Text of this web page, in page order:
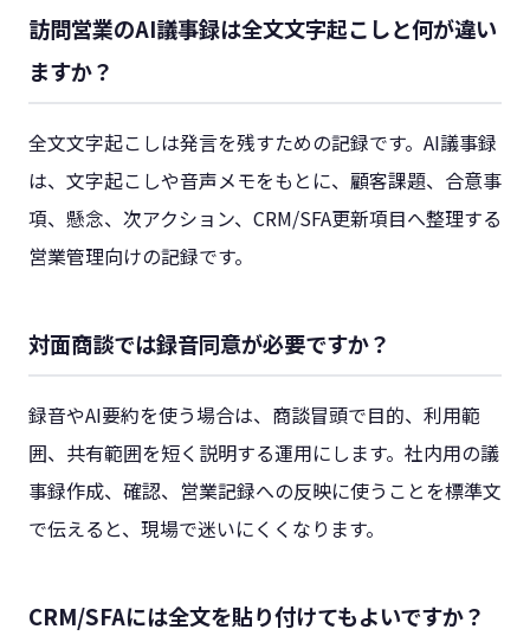
訪問営業のAI議事録は全文文字起こしと何が違い
ますか？
全文文字起こしは発言を残すための記録です。AI議事録
は、文字起こしや音声メモをもとに、顧客課題、合意事
項、懸念、次アクション、CRM/SFA更新項目へ整理する
営業管理向けの記録です。
対面商談では録音同意が必要ですか？
録音やAI要約を使う場合は、商談冒頭で目的、利用範
囲、共有範囲を短く説明する運用にします。社内用の議
事録作成、確認、営業記録への反映に使うことを標準文
で伝えると、現場で迷いにくくなります。
CRM/SFAには全文を貼り付けてもよいですか？